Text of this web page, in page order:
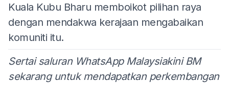
Kuala Kubu Bharu memboikot pilihan raya
dengan mendakwa kerajaan mengabaikan
komuniti itu.
Sertai saluran WhatsApp Malaysiakini BM
sekarang untuk mendapatkan perkembangan